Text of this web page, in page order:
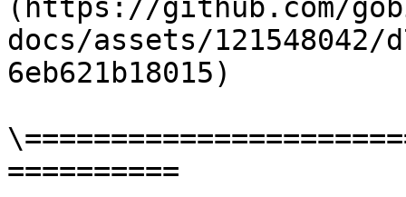
(https://github.com/
docs/assets/
6eb621b18015)
==========